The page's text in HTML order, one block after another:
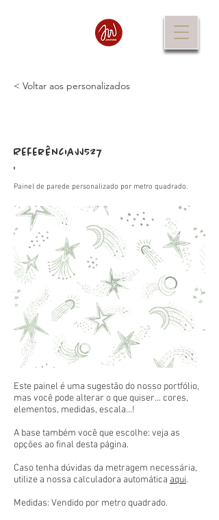
< Voltar aos personalizados
Referência
:
JJ527
Painel de parede personalizado por metro quadrado.
Este painel é uma sugestão do nosso portfólio,
mas você pode alterar o que quiser... cores,
elementos, medidas, escala...!
A base também você que escolhe: veja as
opções ao final desta página.
Caso tenha dúvidas da metragem necessária,
utilize a nossa calculadora automática aqui.
Medidas: Vendido por metro quadrado.